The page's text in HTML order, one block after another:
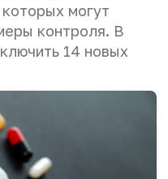
могут
контроля. В
14 новых